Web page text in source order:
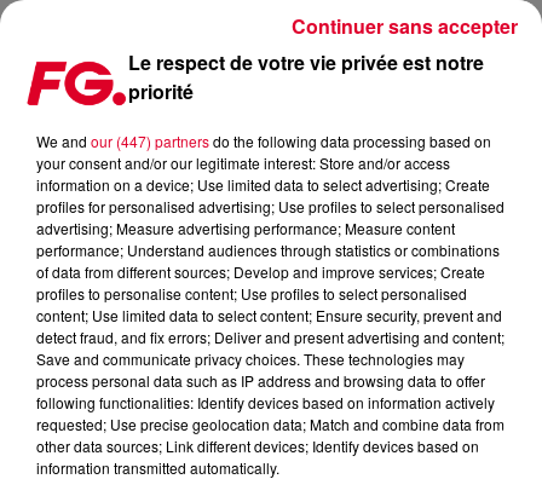
UN SET DE SEPT HEURES POUR ARMIN VAN BUUREN À
Publié : 10 août 2018 à 8h52 par La rédaction
Le respect de votre vie privée est notre
priorité
We and our (447) partnersdo the following data processing based on
your consent and/or our legitimate interest: Store and/or access
information on a device; Use limited data to select advertising; Create
profiles for personalised advertising; Use profiles to select personalised
advertising; Measure advertising performance; Measure content
performance; Understand audiences through statistics or combinations
of data from different sources; Develop and improve services; Create
profiles to personalise content; Use profiles to select personalised
content; Use limited data to select content; Ensure security, prevent and
detect fraud, and fix errors; Deliver and present advertising and content;
Save and communicate privacy choices. These technologies may
process personal data such as IP address and browsing data to offer
following functionalities: Identify devices based on information actively
requested; Use precise geolocation data; Match and combine data from
other data sources; Link different devices; Identify devices based on
information transmitted automatically.
Continuer sans accepter